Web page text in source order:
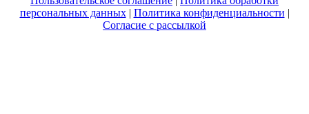
персональных данных| Политика конфиденциальности |
Согласие с рассылкой